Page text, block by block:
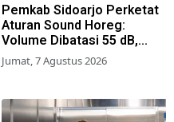
Pemkab Sidoarjo Perketat
Aturan Sound Horeg:
Volume Dibatasi 55 dB,
Wajib Kantongi Izin
Jumat, 7 Agustus 2026